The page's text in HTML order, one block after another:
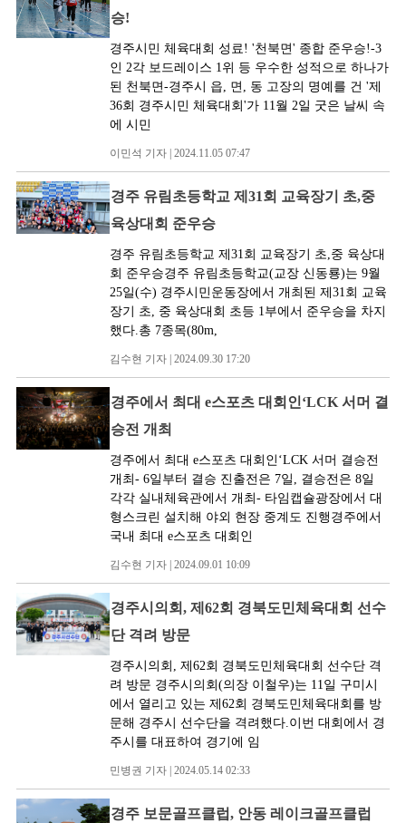
승!
경주시민 체육대회 성료! '천북면' 종합 준우승!-3
인 2각 보드레이스 1위 등 우수한 성적으로 하나가
된 천북면-경주시 읍, 면, 동 고장의 명예를 건 '제
36회 경주시민 체육대회'가 11월 2일 굿은 날씨 속
에 시민
이민석 기자 | 2024.11.05 07:47
경주 유림초등학교 제31회 교육장기 초,중
육상대회 준우승
경주 유림초등학교 제31회 교육장기 초,중 육상대
회 준우승경주 유림초등학교(교장 신동룡)는 9월
25일(수) 경주시민운동장에서 개최된 제31회 교육
장기 초, 중 육상대회 초등 1부에서 준우승을 차지
했다.총 7종목(80m,
김수현 기자 | 2024.09.30 17:20
경주에서 최대 e스포츠 대회인‘LCK 서머 결
승전 개최
경주에서 최대 e스포츠 대회인‘LCK 서머 결승전
개최- 6일부터 결승 진출전은 7일, 결승전은 8일
각각 실내체육관에서 개최- 타임캡슐광장에서 대
형스크린 설치해 야외 현장 중계도 진행경주에서
국내 최대 e스포츠 대회인
김수현 기자 | 2024.09.01 10:09
경주시의회, 제62회 경북도민체육대회 선수
단 격려 방문
경주시의회, 제62회 경북도민체육대회 선수단 격
려 방문 경주시의회(의장 이철우)는 11일 구미시
에서 열리고 있는 제62회 경북도민체육대회를 방
문해 경주시 선수단을 격려했다.이번 대회에서 경
주시를 대표하여 경기에 임
민병권 기자 | 2024.05.14 02:33
경주 보문골프클럽, 안동 레이크골프클럽